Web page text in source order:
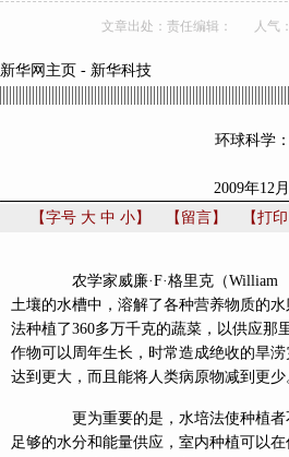
文章出处：责任编辑： 人气：
新华网主页 - 新华科技
环球科学
2009年12
【字号 大 中 小】 【 留言】 【打印
农学家威廉·F·格里克（William F.
土壤的水槽中，溶解了各种营养物质的
法种植了360多万千克的蔬菜，以供应那
作物可以周年生长，时常造成绝收的旱
达到更大，而且能将人类病原物减到更少
更为重要的是，水培法使种植者不
足够的水分和能量供应，室内种植可以